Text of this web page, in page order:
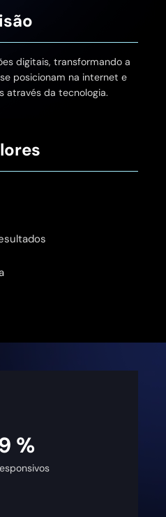
digitais, transformando a
posicionam na internet e
através da tecnologia.
%